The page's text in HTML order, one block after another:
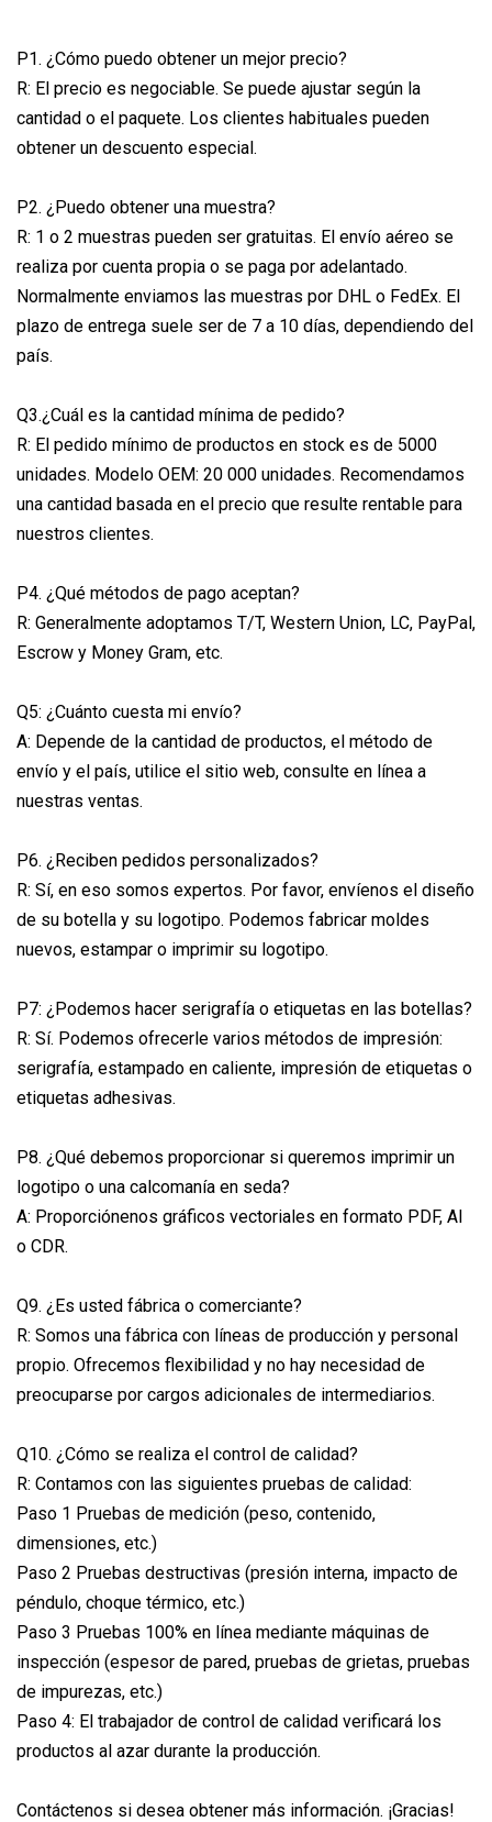
P1. ¿Cómo puedo obtener un mejor precio?
R: El precio es negociable. Se puede ajustar según la
cantidad o el paquete. Los clientes habituales pueden
obtener un descuento especial.
P2. ¿Puedo obtener una muestra?
R: 1 o 2 muestras pueden ser gratuitas. El envío aéreo se
realiza por cuenta propia o se paga por adelantado.
Normalmente enviamos las muestras por DHL o FedEx. El
plazo de entrega suele ser de 7 a 10 días, dependiendo del
país.
Q3.¿Cuál es la cantidad mínima de pedido?
R: El pedido mínimo de productos en stock es de 5000
unidades. Modelo OEM: 20 000 unidades. Recomendamos
una cantidad basada en el precio que resulte rentable para
nuestros clientes.
P4. ¿Qué métodos de pago aceptan?
R: Generalmente adoptamos T/T, Western Union, LC, PayPal,
Escrow y Money Gram, etc.
Q5: ¿Cuánto cuesta mi envío?
A: Depende de la cantidad de productos, el método de
envío y el país, utilice el sitio web, consulte en línea a
nuestras ventas.
P6. ¿Reciben pedidos personalizados?
R: Sí, en eso somos expertos. Por favor, envíenos el diseño
de su botella y su logotipo. Podemos fabricar moldes
nuevos, estampar o imprimir su logotipo.
P7: ¿Podemos hacer serigrafía o etiquetas en las botellas?
R: Sí. Podemos ofrecerle varios métodos de impresión:
serigrafía, estampado en caliente, impresión de etiquetas o
etiquetas adhesivas.
P8. ¿Qué debemos proporcionar si queremos imprimir un
logotipo o una calcomanía en seda?
A: Proporciónenos gráficos vectoriales en formato PDF, AI
o CDR.
Q9. ¿Es usted fábrica o comerciante?
R: Somos una fábrica con líneas de producción y personal
propio. Ofrecemos flexibilidad y no hay necesidad de
preocuparse por cargos adicionales de intermediarios.
Q10. ¿Cómo se realiza el control de calidad?
R: Contamos con las siguientes pruebas de calidad:
Paso 1 Pruebas de medición (peso, contenido,
dimensiones, etc.)
Paso 2 Pruebas destructivas (presión interna, impacto de
péndulo, choque térmico, etc.)
Paso 3 Pruebas 100% en línea mediante máquinas de
inspección (espesor de pared, pruebas de grietas, pruebas
de impurezas, etc.)
Paso 4: El trabajador de control de calidad verificará los
productos al azar durante la producción.
Contáctenos si desea obtener más información. ¡Gracias!